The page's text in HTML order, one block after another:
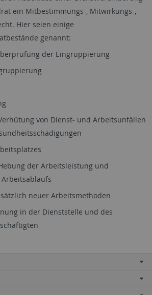
ein Mitbestimmungs-, Mitwirkungs-,
Hier seien einige
genannt:
der Eingruppierung
von Dienst- und Arbeitsunfällen
der Arbeitsleistung und
neuer Arbeitsmethoden
in der Dienststelle und des